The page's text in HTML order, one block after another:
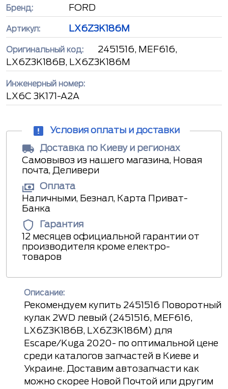
Бренд: FORD
Артикул: LX6Z3K186M
Оригинальный код:
2451516, MEF616,
LX6Z3K186B, LX6Z3K186M
Инженерный номер:
LX6C 3K171-A2A
Условия оплаты и доставки
Доставка по Киеву и регионах
Самовывоз из нашего магазина, Новая
почта, Деливери
Оплата
Наличными, Безнал, Карта Приват-
Банка
Гарантия
12 месяцев официальной гарантии от
производителя кроме електро-
товаров
Описание:
Рекомендуем купить 2451516 Поворотный
кулак 2WD левый (2451516, MEF616,
LX6Z3K186B, LX6Z3K186M) для
Escape/Kuga 2020- по оптимальной цене
среди каталогов запчастей в Киеве и
Украине. Доставим автозапчасти как
можно скорее Новой Почтой или другим